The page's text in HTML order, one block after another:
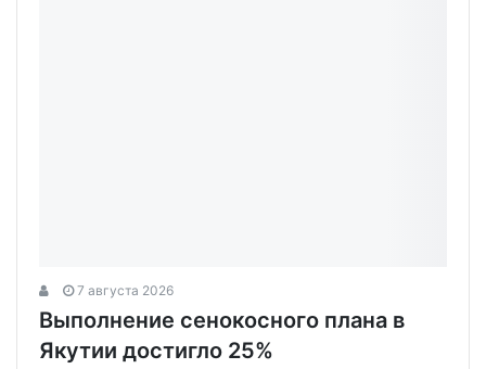
7 августа 2026
Выполнение сенокосного плана в
Якутии достигло 25%